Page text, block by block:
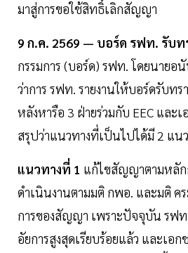
มาสู่การขอใช้สิทธิ์เลิกสัญญา
9 ก.ค. 2569 — บอร์ด รฟท. รับท
กรรมการ (บอร์ด) รฟท. โดยนายอ
ว่าการ รฟท. รายงานให้บอร์ดรับท
หลังหารือ 3 ฝ่ายร่วมกับ EEC แล
สรุปว่าแนวทางที่เป็นไปได้มี 2 แน
แนวทางที่ 1 แก้ไขสัญญาตามหลัก
ดำเนินงานตามมติ กพอ. และมติ ค
การของสัญญา เพราะปัจจุบัน รฟ
อัยการสูงสุดเรียบร้อยแล้ว และเอ